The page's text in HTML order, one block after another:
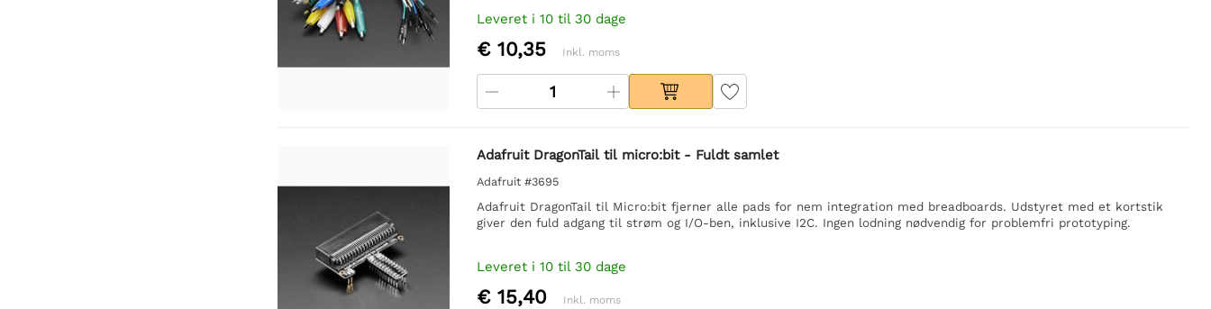
Leveret i 10 til 30 dage
€ 10,35 Inkl. moms
Adafruit DragonTail til micro:bit - Fuldt samlet
Adafruit #3695
Adafruit DragonTail til Micro:bit fjerner alle pads for nem integration med breadboards. Udstyret med et kortstik
giver den fuld adgang til strøm og I/O-ben, inklusive I2C. Ingen lodning nødvendig for problemfri prototyping.
Leveret i 10 til 30 dage
€ 15,40 Inkl. moms